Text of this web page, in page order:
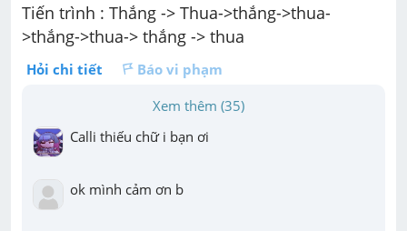
Tiến trình : Thắng -> Thua->thắng->thua-
>thắng->thua-> thắng -> thua
Hỏi chi tiết
Báo vi phạm
Xem thêm (35)
Calli thiếu chữ i bạn ơi
ok mình cảm ơn b